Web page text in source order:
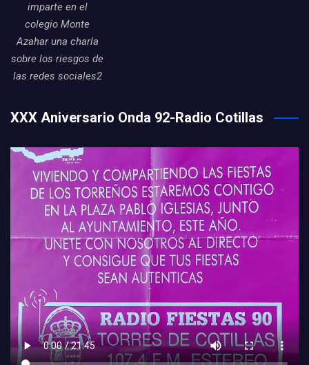
imparte en el
colegio Monte
Azahar una charla
sobre los riesgos de
las redes sociales2
XXX Aniversario Onda 92-Radio Cotillas